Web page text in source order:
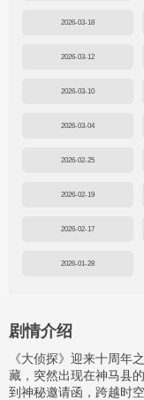
2026-03-18
2026-03-12
2026-03-10
2026-03-04
2026-02-25
2026-02-19
2026-02-17
2026-01-28
剧情介绍
《大侦探》迎来十周年
藏，突然出现在神马县
到神秘邀请函，跨越时